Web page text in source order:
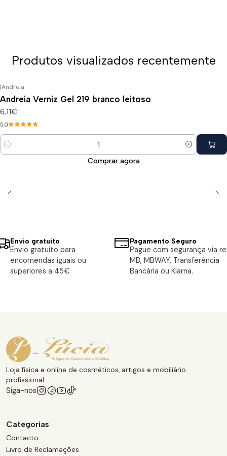
Produtos visualizados recentemente
|Andreia
Andreia Verniz Gel 219 branco leitoso
6,11€
5.0
Quantidade
Comprar agora
Envio gratuito
Envio gratuito para
encomendas iguais ou
superiores a 45€
Pagamento Seguro
Pague com segurança via
MB, MBWAY, Transferência
Bancária ou Klarna.
Loja física e online de cosméticos, artigos e mobiliário
profissional.
Siga-nos
Categorias
Contacto
Livro de Reclamações